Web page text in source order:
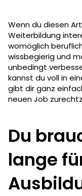
Wenn du diesen
Weiterbildung
womöglich
wissbegierig und
unbedingt
kannst du voll in
gibt dir ganz
neuen Job
Du
lange